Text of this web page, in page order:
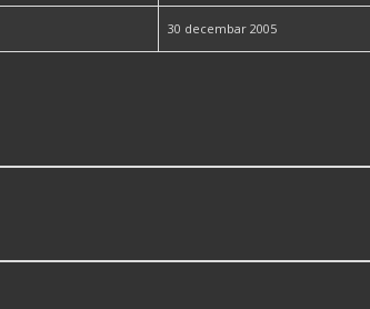
30 decembar 2005